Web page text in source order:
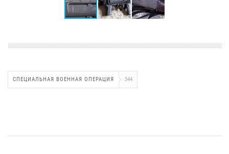
СПЕЦИАЛЬНАЯ ВОЕННАЯ ОПЕРАЦИЯ 344